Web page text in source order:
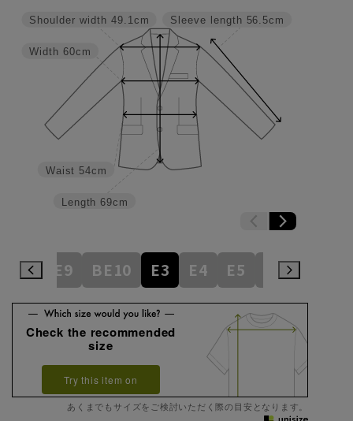
Sleeve length 56.5cm
Length 69cm
Waist 54cm
Width 60cm
Shoulder width 49.1cm
BE9 BE10 E3 E4 E5 E6
Check the recommended
size
Try this item on
あくまでもサイズをご検討いただく際の目安となります。